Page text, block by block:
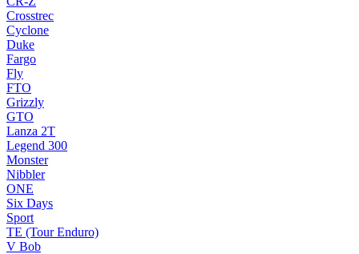
Crosstrec
Cyclone
Duke
Fargo
Fly
FTO
Grizzly
GTO
Lanza 2T
Legend 300
Monster
Nibbler
ONE
Six Days
Sport
TE (Tour Enduro)
V Bob